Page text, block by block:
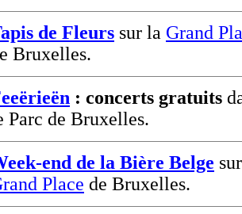
de Fleurs sur la Grand
Bruxelles.
: concerts gratuits
Parc de Bruxelles.
end de la Bière Belge
Place de Bruxelles.